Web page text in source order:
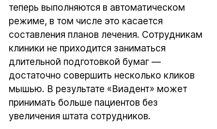
теперь выполняются в автоматическом
режиме, в том числе это касается
составления планов лечения. Сотрудникам
клиники не приходится заниматься
длительной подготовкой бумаг —
достаточно совершить несколько кликов
мышью. В результате «Виадент» может
принимать больше пациентов без
увеличения штата сотрудников.